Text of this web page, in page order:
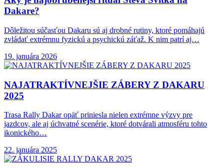
Dakare?
Dôležitou súčasťou Dakaru sú aj drobné rutiny, ktoré pomáhajú
zvládať extrémnu fyzickú a psychickú záťaž. K nim patrí aj…
19. januára 2026
NAJATRAKTÍVNEJŠIE ZÁBERY Z DAKARU
2025
Trasa Rally Dakar opäť priniesla nielen extrémne výzvy pre
jazdcov, ale aj úchvatné scenérie, ktoré dotvárali atmosféru tohto
ikonického…
22. januára 2025